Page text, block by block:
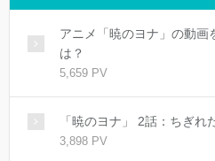
アニメ「暁のヨナ」の動画
は？
5,659 PV
「暁のヨナ」 2話：ちぎれ
3,898 PV